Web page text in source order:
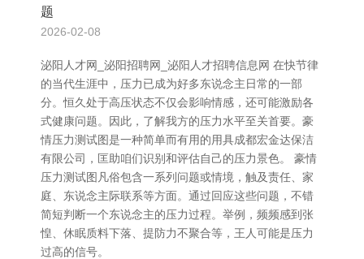
题
2026-02-08
泌阳人才网_泌阳招聘网_泌阳人才招聘信息网 在快节律
的当代生涯中，压力已成为好多东说念主日常的一部
分。恒久处于高压状态不仅会影响情感，还可能激励各
式健康问题。因此，了解我方的压力水平至关首要。豪
情压力测试图是一种简单而有用的用具成都宏金达保洁
有限公司，匡助咱们识别和评估自己的压力景色。 豪情
压力测试图凡俗包含一系列问题或情境，触及责任、家
庭、东说念主际联系等方面。通过回应这些问题，不错
简短判断一个东说念主的压力过程。举例，频频感到张
惶、休眠质料下落、提防力不聚合等，王人可能是压力
过高的信号。